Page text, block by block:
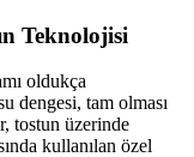
Teknolojisi
oldukça
dengesi, tam olması
tostun üzerinde
kullanılan özel